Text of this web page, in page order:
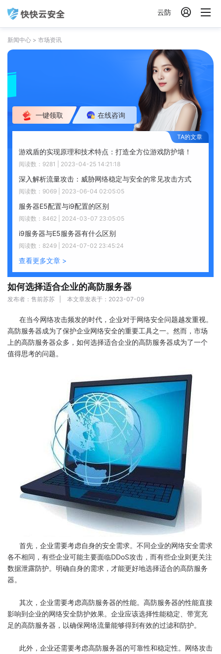
云防 
新闻中心 > 市场资讯
一键领取 在线咨询
游戏盾的实现原理和技术特点：打造全方位游戏防护墙！
阅读数：9281 | 2023-04-25 14:21:18
深入解析流量攻击：威胁网络稳定与安全的常见攻击方式
阅读数：9069 | 2023-06-04 02:05:05
服务器E5配置与i9配置的区别
阅读数：8462 | 2024-03-07 23:05:05
i9服务器与E5服务器有什么区别
阅读数：8249 | 2024-07-02 23:45:24
查看更多文章 >
如何选择适合企业的高防服务器
发布者：售前苏苏 | 本文章发表于：2023-07-09
在当今网络攻击频发的时代，企业对于网络安全问题越发重视。
高防服务器成为了保护企业网络安全的重要工具之一。然而，市场
上的高防服务器众多，如何选择适合企业的高防服务器成为了一个
值得思考的问题。
首先，企业需要考虑自身的安全需求。不同企业的网络安全需求
各不相同，有些企业可能主要面临DDoS攻击，而有些企业则更关注
数据泄露防护。明确自身的需求，才能更好地选择适合的高防服务
器。
其次，企业需要考虑高防服务器的性能。高防服务器的性能直接
影响到企业的网络安全防护效果。企业应该选择性能稳定、带宽充
足的高防服务器，以确保网络流量能够得到有效的过滤和防护。
此外，企业还需要考虑高防服务器的可靠性和稳定性。网络攻击